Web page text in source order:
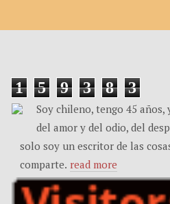
1 5 9 3 8 3
Soy chileno, tengo 45 años,
del amor y del odio, del
solo soy un escritor de las
comparte. read more